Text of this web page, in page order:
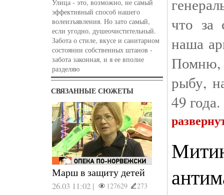
Улица - это, возможно, не самый
эффективный способ нашего
волеизъявления. Но зато самый,
если угодно, душеочистительный.
Забота о стиле, вкусе и санитарном
состоянии собственных штанов -
забота законная, и я ее вполне
разделяю
СВЯЗАННЫЕ СЮЖЕТЫ
Марш в защиту детей
26.03 11:02 | 127629 273
что за
наша
Помню,
рыбу,
49 года.